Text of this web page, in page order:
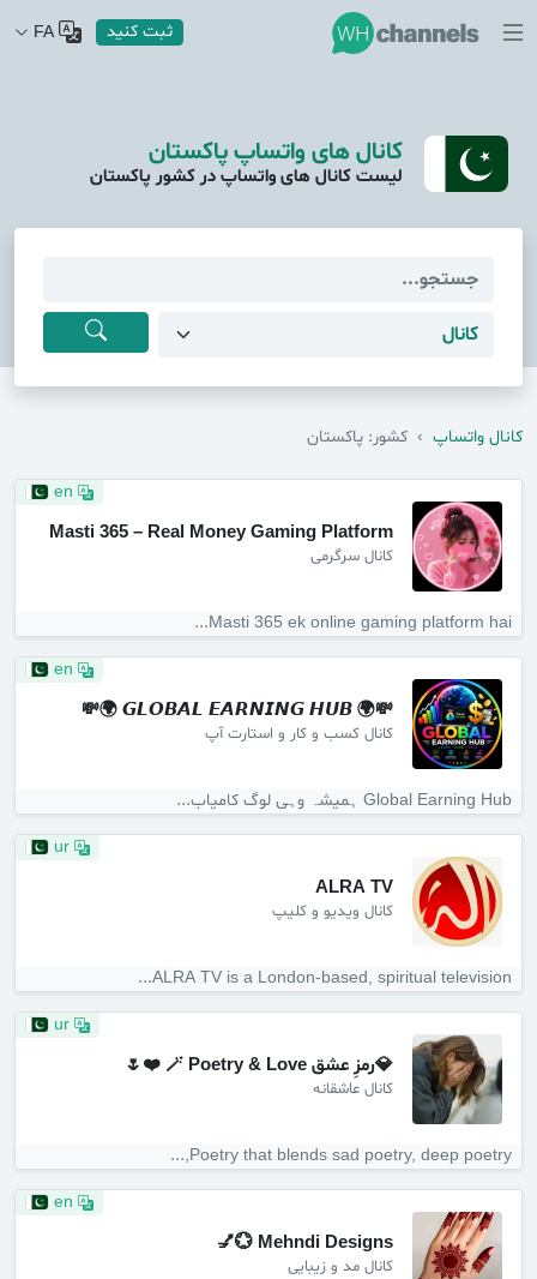
ثبت کنید
کانال های واتساپ پاکستان
لیست کانال های واتساپ در کشور پاکستان
کانال واتساپ › کشور: پاکستان
Masti 365 – Real Money Gaming Platform
کانال سرگرمی
Masti 365 ek online gaming platform hai...
💸🌍 𝙂𝙇𝙊𝘽𝘼𝙇 𝙀𝘼𝙍𝙉𝙄𝙉𝙂 𝙃𝙐𝘽 🌍💸
کانال کسب و کار و استارت آپ
Global Earning Hub ہمیشہ وہی لوگ کامیاب...
ALRA TV
کانال ویدیو و کلیپ
ALRA TV is a London-based, spiritual television...
💎رمزِ عشق 🪄 Poetry & Love ❤️🌷
کانال عاشقانه
Poetry that blends sad poetry, deep poetry,...
Mehndi Designs 💮💅
کانال مد و زیبایی